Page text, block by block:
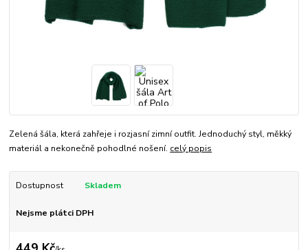
Zelená šála, která zahřeje i rozjasní zimní outfit. Jednoduchý styl, měkký
materiál a nekonečně pohodlné nošení. celý popis
Dostupnost Skladem
Nejsme plátci DPH